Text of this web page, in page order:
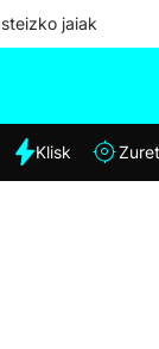
jaiak
Klisk